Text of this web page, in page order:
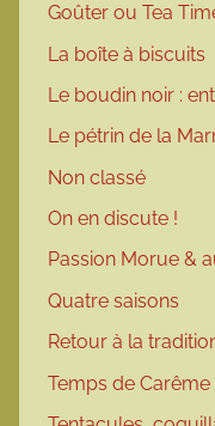
Goûter ou Tea
La boîte à biscuits
Le boudin noir :
Le pétrin de la
Non classé
On en discute !
Passion Morue &
Quatre saisons
Retour à la
Temps de Carême